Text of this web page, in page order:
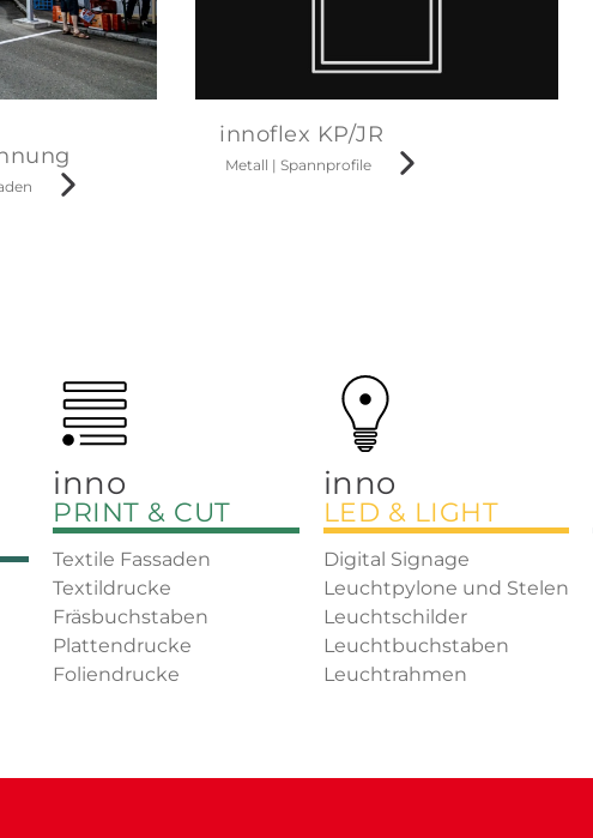
innoflex KP/JR
Metall | Spannprofile
inno
PRINT & CUT
Textile Fassaden
Textildrucke
Fräsbuchstaben
Plattendrucke
Foliendrucke
inno
LED & LIGHT
Digital Signage
Leuchtpylone und Stelen
Leuchtschilder
Leuchtbuchstaben
Leuchtrahmen